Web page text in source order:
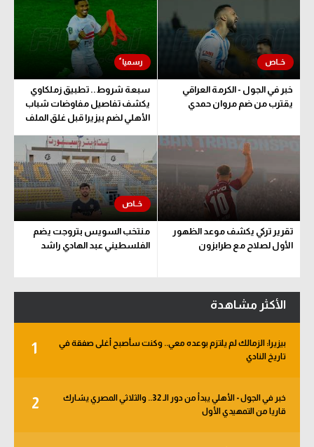
خبر في الجول - الكرمة العراقي
يقترب من ضم مروان حمدي
سبعة شروط.. تطبيق زملكاوي
يكشف تفاصيل مفاوضات شباب
الأهلي لضم بيزيرا قبل غلق الملف
تقرير تركي يكشف موعد الظهور
الأول لصلاح مع طرابزون
منتخب السويس بتروجت يضم
الفلسطيني عبد الهادي راشد
الأكثر مشاهدة
1
بيزيرا: الزمالك لم يلتزم بوعده معي.. وكنت سأصبح أغلى صفقة في
تاريخ النادي
2
خبر في الجول - الأهلي يبدأ من دور الـ 32.. والثلاثي المصري يشارك
قاريا من التمهيدي الأول